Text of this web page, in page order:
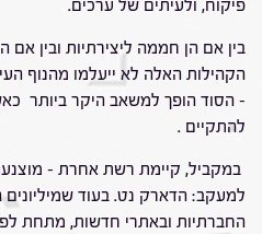
פיקוח, ולעיתים של ערכים.
בין אם הן חממה ליצירתיות ובין אם
הקהילות האלה לא ייעלמו מהנוף
– הסוד הופך למשאב היקר ביותר
להתקיים .
במקביל, קיימת רשת אחרת –
למעקב: הדארק נט. בעוד שמיליונים
החברתיות ובאתרי חדשות, מתחת